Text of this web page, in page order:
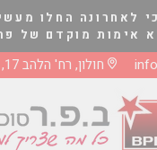
לאחרונה החלו
של פרטי העיסקה מול
חולון, רח' הלהב 17, קומה ב' יחידה C-07